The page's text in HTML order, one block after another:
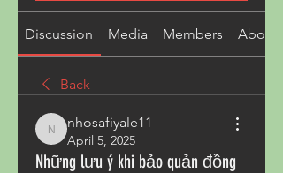
Discussion Media Members About
Back
nhosafiyale11
nhosafiyale11
April 5, 2025
Những lưu ý khi bảo quản đồng